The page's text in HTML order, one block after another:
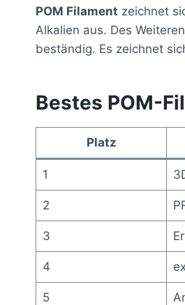
POM Filament zeichnet
Alkalien aus. Des
beständig. Es zeichnet
Bestes POM-
Platz
1
2
3
4
5